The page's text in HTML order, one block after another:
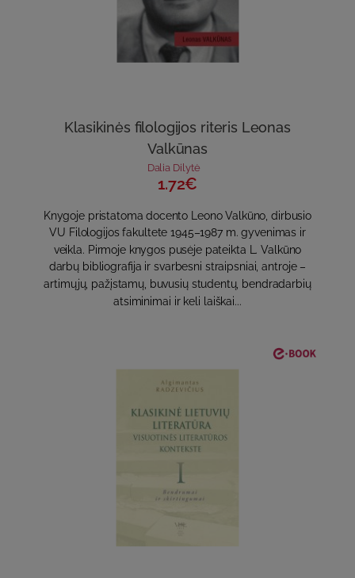
Klasikinės filologijos riteris Leonas
Valkūnas
Dalia Dilytė
1.72€
Knygoje pristatoma docento Leono Valkūno, dirbusio
VU Filologijos fakultete 1945–1987 m. gyvenimas ir
veikla. Pirmoje knygos pusėje pateikta L. Valkūno
darbų bibliografija ir svarbesni straipsniai, antroje –
artimųjų, pažįstamų, buvusių studentų, bendradarbių
atsiminimai ir keli laiškai...